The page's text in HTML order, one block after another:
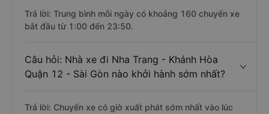
Trả lời: Trung bình mỗi ngày có khoảng 160 chuyến xe
bắt đầu từ 1:00 đến 23:50.
Câu hỏi: Nhà xe đi Nha Trang - Khánh Hòa
Quận 12 - Sài Gòn nào khởi hành sớm nhất?
Trả lời: Chuyến xe có giờ xuất phát sớm nhất vào lúc